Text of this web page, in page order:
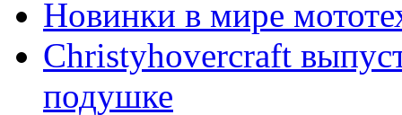
Новинки в мире
Christyhovercraft
подушке